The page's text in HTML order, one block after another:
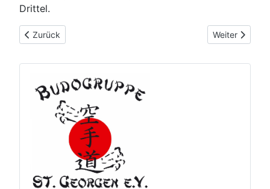
Drittel.
Vorheriger Beitrag: Dojo der Budogruppe St. Georgen
Zurück Nächster
Weiter